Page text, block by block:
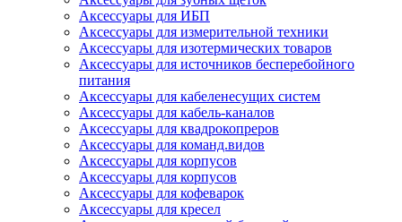
Аксессуары для ИБП
Аксессуары для измерительной техники
Аксессуары для изотермических товаров
Аксессуары для источников бесперебойного
питания
Аксессуары для кабеленесущих систем
Аксессуары для кабель-каналов
Аксессуары для квадрокопреров
Аксессуары для команд.видов
Аксессуары для корпусов
Аксессуары для корпусов
Аксессуары для кофеварок
Аксессуары для кресел